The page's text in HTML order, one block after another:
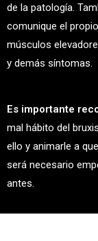
de la patología.
comunique el
músculos
y demás síntomas.
Es importante
mal hábito del
ello y animarle a
será necesario
antes.